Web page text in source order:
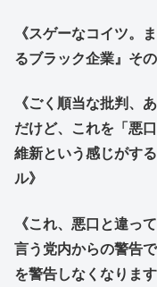
《スゲーなコイツ。
るブラック企業』そ
《ごく順当な批判、
だけど、これを「悪
維新という感じがす
ル》
《これ、悪口と違っ
言う党内からの警告
を警告しなくなります